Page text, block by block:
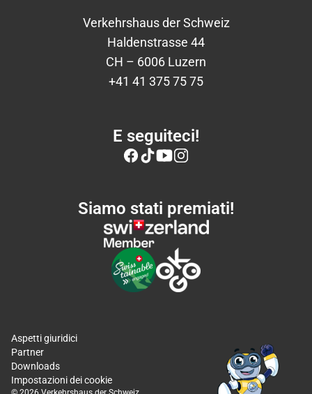
Verkehrshaus der Schweiz
Haldenstrasse 44
CH – 6006 Luzern
+41 41 375 75 75
E seguiteci!
Siamo stati premiati!
Aspetti giuridici
Partner
Downloads
Impostazioni dei cookie